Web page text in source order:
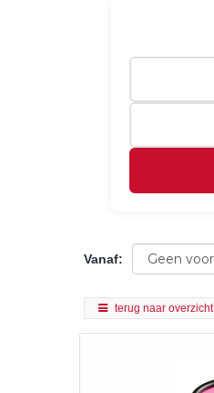
Vanaf:
terug naar overzicht